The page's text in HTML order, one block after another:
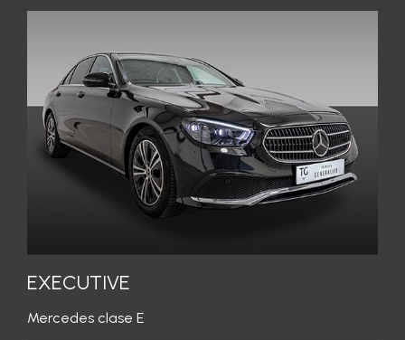
EXECUTIVE
Mercedes clase E